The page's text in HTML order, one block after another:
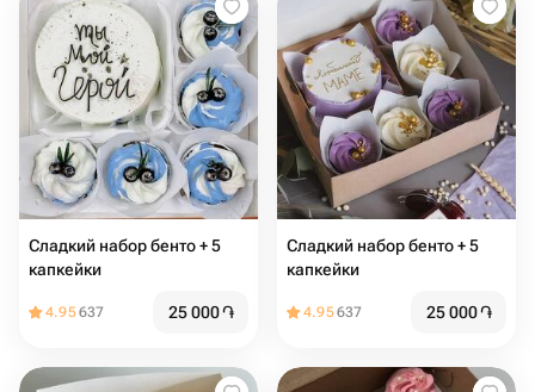
Сладкий набор бенто + 5
капкейки
4.95637 25 000֏
Сладкий набор бенто + 5
капкейки
4.95637 25 000֏